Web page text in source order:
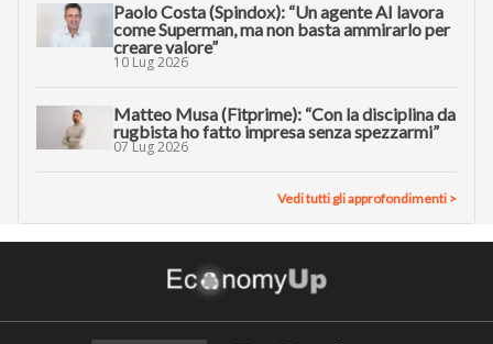
Paolo Costa (Spindox): “Un agente AI lavora
come Superman, ma non basta ammirarlo per
creare valore”
10 Lug 2026
Matteo Musa (Fitprime): “Con la disciplina da
rugbista ho fatto impresa senza spezzarmi”
07 Lug 2026
Vedi tutti gli approfondimenti >